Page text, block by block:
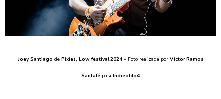
Joey Santiago de Pixies, Low festival 2024– Foto realizada por Víctor Ramos
Santafépara Indieofilo©